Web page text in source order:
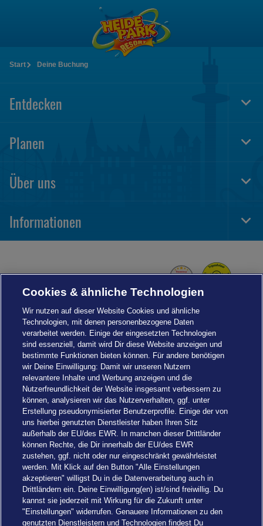
Start Deine Buchung
Entdecken
Planen
Über uns
Informationen
Einstellungen
Cookies & ähnliche Technologien
Wir nutzen auf dieser Website Cookies und ähnliche
Technologien, mit denen personenbezogene Daten
verarbeitet werden. Einige der eingesetzten Technologien
sind essenziell, damit wird Dir diese Website anzeigen und
bestimmte Funktionen bieten können. Für andere benötigen
wir Deine Einwilligung: Damit wir unseren Nutzern
relevantere Inhalte und Werbung anzeigen und die
Nutzerfreundlichkeit der Website insgesamt verbessern zu
können, analysieren wir das Nutzerverhalten, ggf. unter
Erstellung pseudonymisierter Benutzerprofile. Einige der von
uns hierbei genutzten Dienstleister haben Ihren Sitz
außerhalb der EU/des EWR. In manchen dieser Drittländer
können Rechte, die Dir innerhalb der EU/des EWR
zustehen, ggf. nicht oder nur eingeschränkt gewährleistet
werden. Mit Klick auf den Button "Alle Einstellungen
akzeptieren" willigst Du in die Datenverarbeitung auch in
Drittländern ein. Deine Einwilligung(en) ist/sind freiwillig. Du
kannst sie jederzeit mit Wirkung für die Zukunft unter
"Einstellungen" widerrufen. Genauere Informationen zu den
genutzten Dienstleistern und Technologien findest Du